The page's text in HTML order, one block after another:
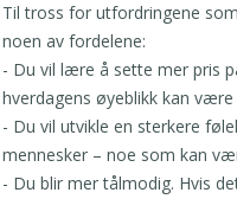
Til tross for utfordringene
noen av fordelene:
- Du vil lære å sette mer pris
hverdagens øyeblikk kan
- Du vil utvikle en sterkere
mennesker – noe som kan
- Du blir mer tålmodig. Hvis